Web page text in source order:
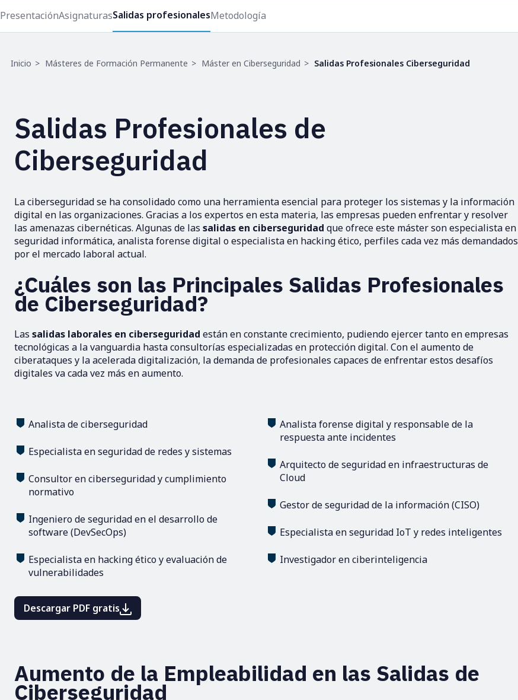
PresentaciónAsignaturasSalidas profesionalesMetodología
Ruta
Inicio Másteres de Formación Permanente Máster en Ciberseguridad Salidas Profesionales Ciberseguridad
Salidas Profesionales de
Ciberseguridad
La ciberseguridad se ha consolidado como una herramienta esencial para proteger los sistemas y la información
digital en las organizaciones. Gracias a los expertos en esta materia, las empresas pueden enfrentar y resolver
las amenazas cibernéticas. Algunas de las salidas en ciberseguridad que ofrece este máster son especialista en
seguridad informática, analista forense digital o especialista en hacking ético, perfiles cada vez más demandados
por el mercado laboral actual.
¿Cuáles son las Principales Salidas Profesionales
de Ciberseguridad?
Las salidas laborales en ciberseguridad están en constante crecimiento, pudiendo ejercer tanto en empresas
tecnológicas a la vanguardia hasta consultorías especializadas en protección digital. Con el aumento de
ciberataques y la acelerada digitalización, la demanda de profesionales capaces de enfrentar estos desafíos
digitales va cada vez más en aumento.
Analista de ciberseguridad
Especialista en seguridad de redes y sistemas
Consultor en ciberseguridad y cumplimiento
normativo
Ingeniero de seguridad en el desarrollo de
software (DevSecOps)
Especialista en hacking ético y evaluación de
vulnerabilidades
Analista forense digital y responsable de la
respuesta ante incidentes
Arquitecto de seguridad en infraestructuras de
Cloud
Gestor de seguridad de la información (CISO)
Especialista en seguridad IoT y redes inteligentes
Investigador en ciberinteligencia
Descargar PDF gratis
Aumento de la Empleabilidad en las Salidas de
Ciberseguridad